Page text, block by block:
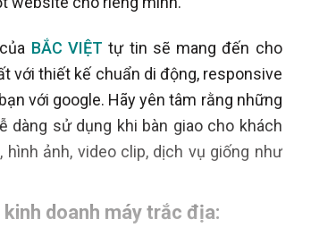
BẮC VIỆT tự tin sẽ mang đến cho
với thiết kế chuẩn di động, responsive
với google. Hãy yên tâm rằng những
sử dụng khi bàn giao cho khách
ảnh, video clip, dịch vụ giống như
doanh máy trắc địa: